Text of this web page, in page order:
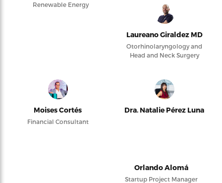
Renewable Energy
Laureano Giraldez MD
Otorhinolaryngology and
Head and Neck Surgery
Moises Cortés
Financial Consultant
Dra. Natalie Pérez Luna
Orlando Alomá
Startup Project Manager